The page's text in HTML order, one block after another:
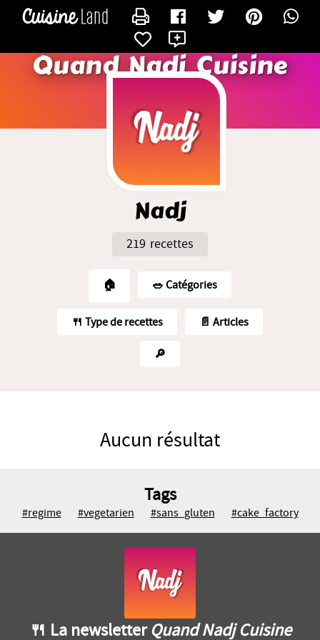
Quand Nadj Cuisine
Nadj
219 recettes
🏠 🥗️ Catégories
🍴 Type de recettes 📄 Articles
🔎
Aucun résultat
Tags
#regime #vegetarien #sans_gluten #cake_factory
🍴 La newsletter Quand Nadj Cuisine
CONTACTER NADJ